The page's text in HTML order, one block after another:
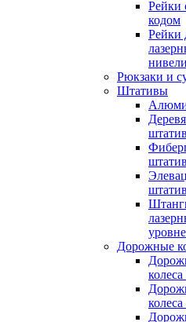
Рейки
кодом
Рейки
Рюкзаки и
Штативы
Дорожные